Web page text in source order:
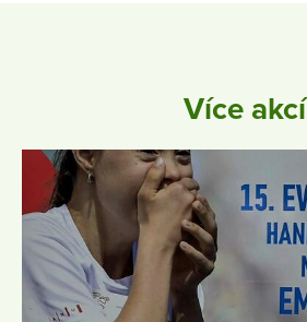
Více akcí